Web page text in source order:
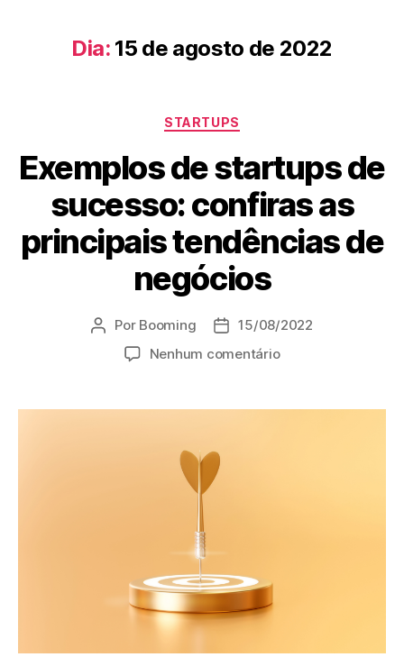
Dia: 15 de agosto de 2022
STARTUPS
Exemplos de startups de
sucesso: confiras as
principais tendências de
negócios
Por Booming
15/08/2022
Nenhum comentário